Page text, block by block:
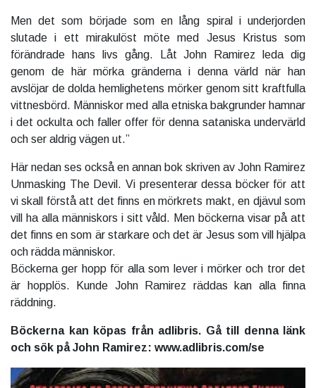
Men det som började som en lång spiral i underjorden
slutade i ett mirakulöst möte med Jesus Kristus som
förändrade hans livs gång. Låt John Ramirez leda dig
genom de här mörka gränderna i denna värld när han
avslöjar de dolda hemlighetens mörker genom sitt kraftfulla
vittnesbörd. Människor med alla etniska bakgrunder hamnar
i det ockulta och faller offer för denna sataniska undervärld
och ser aldrig vägen ut.”
Här nedan ses också en annan bok skriven av John Ramirez
Unmasking The Devil. Vi presenterar dessa böcker för att
vi skall förstå att det finns en mörkrets makt, en djävul som
vill ha alla människors i sitt våld. Men böckerna visar på att
det finns en som är starkare och det är Jesus som vill hjälpa
och rädda människor.
Böckerna ger hopp för alla som lever i mörker och tror det
är hopplös. Kunde John Ramirez räddas kan alla finna
räddning.
Böckerna kan köpas från adlibris. Gå till denna länk
och sök på John Ramirez: www.adlibris.com/se